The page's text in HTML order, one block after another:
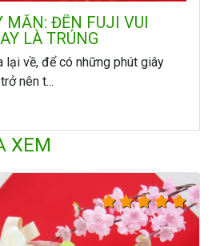
MẮN: ĐẾN FUJI VUI
LÀ TRÚNG
lại về, để có những phút giây
nên t...
XEM